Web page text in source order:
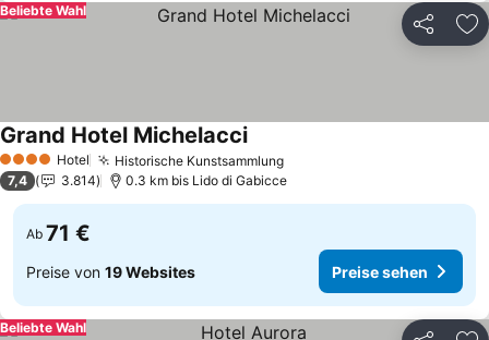
Teilen
Beliebte Wahl
4 Sterne Hotel Historische KunstsammlungPreise sehen
Grand Hotel MichelacciPreise sehen
7,4 3.814 0.3 km bis Lido di Gabicce
Ab 71 €
Preise von 19 Websites Preise sehen
Beliebte Wahl